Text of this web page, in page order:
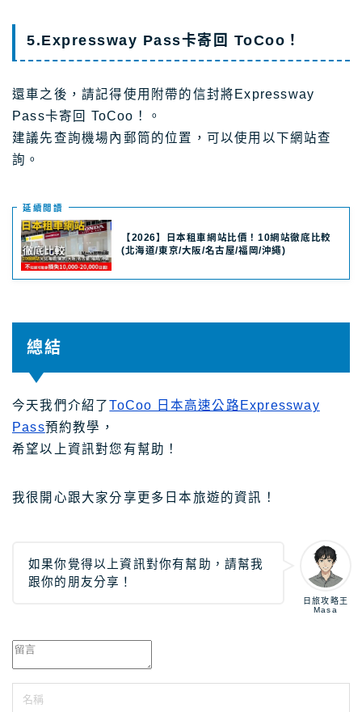
5.Expressway Pass卡寄回 ToCoo！
還車之後，請記得使用附帶的信封將Expressway
Pass卡寄回 ToCoo！。
建議先查詢機場內郵筒的位置，可以使用以下網站查
詢。
延續閲讀
【2026】日本租車網站比價！10網站徹底比較
(北海道/東京/大阪/名古屋/福岡/沖繩)
總結
今天我們介紹了ToCoo 日本高速公路Expressway
Pass預約教學，
希望以上資訊對您有幫助！
我很開心跟大家分享更多日本旅遊的資訊！
日旅攻略王
Masa
如果你覺得以上資訊對你有幫助，請幫我
跟你的朋友分享！